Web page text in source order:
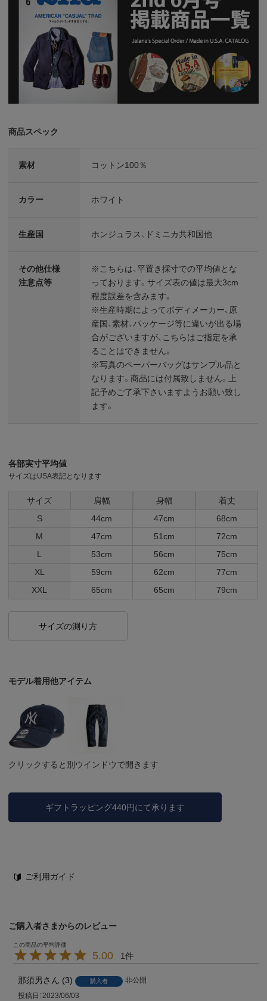
商品スペック
素材 コットン100％
カラー ホワイト
生産国 ホンジュラス、ドミニカ共和国他
その他仕様
注意点等
※こちらは、平置き採寸での平均値とな
っております。サイズ表の値は最大3cm
程度誤差を含みます。
※生産時期によってボディメーカー、原
産国、素材、パッケージ等に違いが出る場
合がございますが、こちらはご指定を承
ることはできません。
※写真のペーパーバッグはサンプル品と
なります。商品には付属致しません。上
記予めご了承下さいますようお願い致し
ます。
各部実寸平均値
サイズはUSA表記となります
サイズ 肩幅 身幅
着丈
S
44cm 47cm
68cm
M
47cm 51cm
72cm
L
53cm 56cm
75cm
XL
59cm 62cm
77cm
XXL
65cm 65cm 79cm
サイズの測り方
モデル着用他アイテム
クリックすると別ウインドウで開きます
ギフトラッピング440円にて承ります
ご利用ガイド
ご購入者さまからのレビュー
5.00 1
那須男 3 購入者
非公開
投稿日 2023/06/03